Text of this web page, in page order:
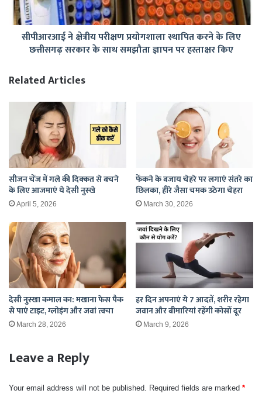
लिए
छत्तीसगढ़
समझौता
हस्ताक्षर
सीपीआरआई ने क्षेत्रीय परीक्षण प्रयोगशाला स्थापित करने के लिए
छत्तीसगढ़ सरकार के साथ समझौता ज्ञापन पर हस्ताक्षर किए
Related Articles
सीजन चेंज में गले की दिक्कत से बचने
के लिए आजमाएं ये देसी नुस्खे
April 5, 2026
फेंकने के बजाय चेहरे पर लगाएं संतरे का
छिलका, हीरे जैसा चमक उठेगा चेहरा
March 30, 2026
देसी नुस्खा कमाल का: मखाना फेस पैक
से पाएं टाइट, ग्लोइंग और जवां त्वचा
March 28, 2026
हर दिन अपनाएं ये 7 आदतें, शरीर रहेगा
जवान और बीमारियां रहेंगी कोसों दूर
March 9, 2026
Leave a Reply
Your email address will not be published. Required fields are marked *